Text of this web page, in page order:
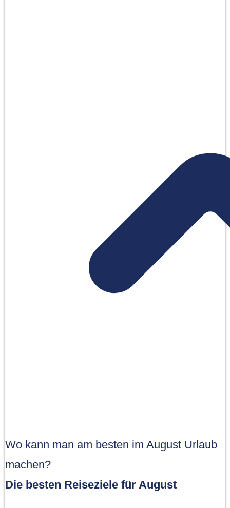
Wo kann man am besten im August Urlaub
machen?
Die besten Reiseziele für August